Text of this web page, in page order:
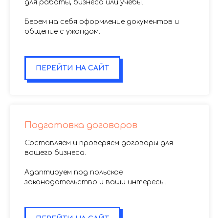
для работы, бизнеса или учебы.
Берем на себя оформление документов и
общение с ужондом.
ПЕРЕЙТИ НА САЙТ
Подготовка договоров
Составляем и проверяем договоры для
вашего бизнеса.
Адаптируем под польское
законодательство и ваши интересы.